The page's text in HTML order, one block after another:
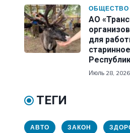
ОБЩЕСТВО
АО
для
Июль 28, 2026
ТЕГИ
АВТО ЗАКОН